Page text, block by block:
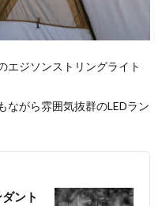
エジソンストリングライト
ながら雰囲気抜群のLEDラン
ント